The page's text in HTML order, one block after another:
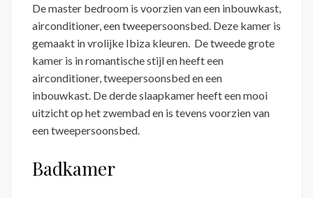
De master bedroom is voorzien van een inbouwkast,
airconditioner, een tweepersoonsbed. Deze kamer is
gemaakt in vrolijke Ibiza kleuren. De tweede grote
kamer is in romantische stijl en heeft een
airconditioner, tweepersoonsbed en een
inbouwkast. De derde slaapkamer heeft een mooi
uitzicht op het zwembad en is tevens voorzien van
een tweepersoonsbed.
Badkamer